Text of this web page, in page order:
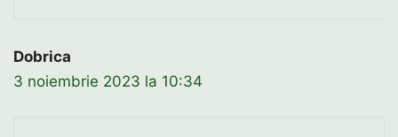
Dobrica
3 noiembrie 2023 la 10:34